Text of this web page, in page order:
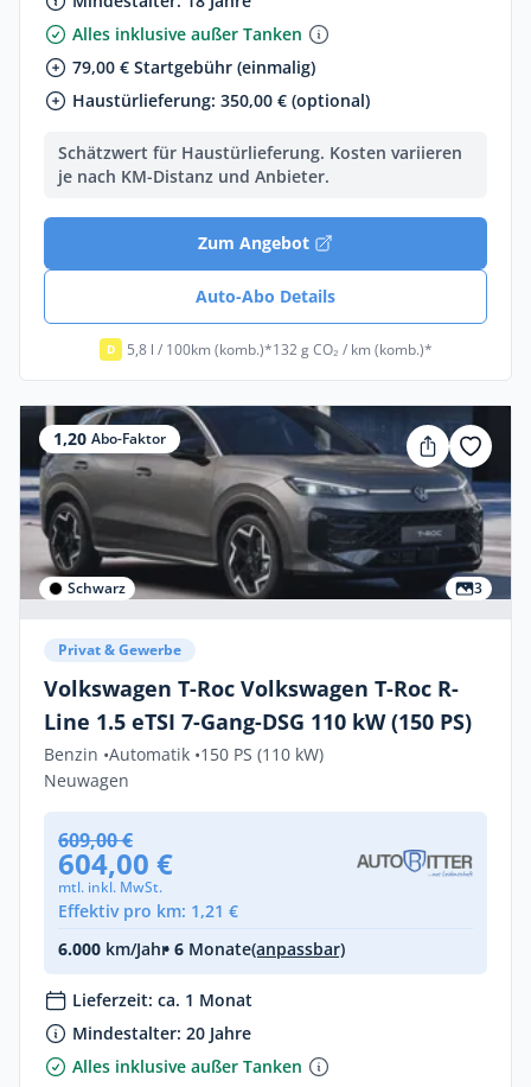
Alles inklusive außer Tanken
79,00 € Startgebühr (einmalig)
Haustürlieferung: 350,00 € (optional)
Schätzwert für Haustürlieferung. Kosten variieren
je nach KM-Distanz und Anbieter.
Zum Angebot
Auto-Abo Details
D 5,8 l / 100km (komb.)*132 g CO₂ / km (komb.)*
1,20 Abo-Faktor
Schwarz 3
Privat & Gewerbe
Volkswagen T-Roc Volkswagen T-Roc R-
Line 1.5 eTSI 7-Gang-DSG 110 kW (150 PS)
Benzin •Automatik •150 PS (110 kW)
Neuwagen
609,00 €
604,00 €
mtl. inkl. MwSt.
Effektiv pro km: 1,21 €
6.000 km/Jahr• 6 Monate(anpassbar)
Lieferzeit: ca. 1 Monat
Mindestalter: 20 Jahre
Alles inklusive außer Tanken